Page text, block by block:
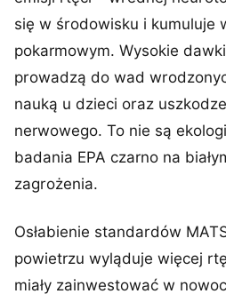
się w środowisku i kumuluje
pokarmowym. Wysokie
prowadzą do wad
nauką u dzieci oraz
nerwowego. To nie są
badania EPA czarno na
zagrożenia.
Osłabienie standardów
powietrzu wyląduje więcej
miały zainwestować w